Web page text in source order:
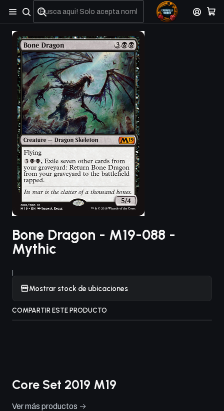
No olviden reportar sus depositos y transferencias por Whatsapp
Bone Dragon - M19-088 -
Mythic
|
Mostrar stock de ubicaciones
COMPARTIR ESTE PRODUCTO
Core Set 2019 M19
Ver más productos